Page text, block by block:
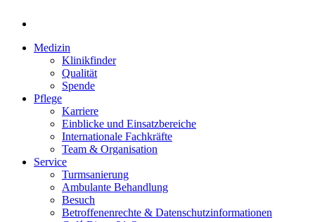
Medizin
Klinikfinder
Qualität
Spende
Pflege
Karriere
Einblicke und Einsatzbereiche
Internationale Fachkräfte
Team & Organisation
Service
Turmsanierung
Ambulante Behandlung
Besuch
Betroffenenrechte & Datenschutzinformationen